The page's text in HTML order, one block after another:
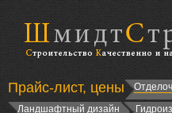
Прайс-лист, цены
Ландшафтный дизайн